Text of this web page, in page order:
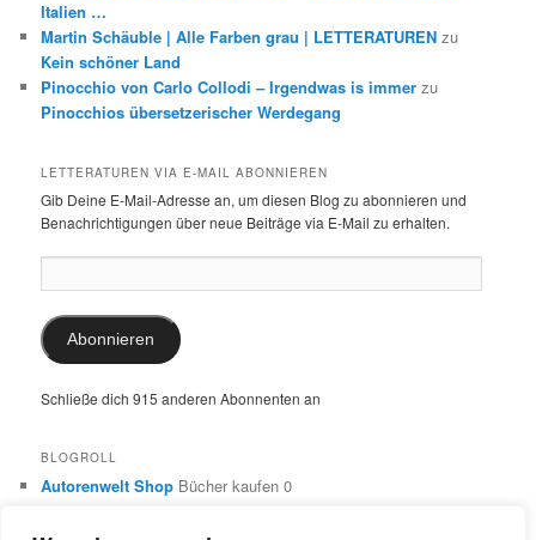
Italien …
Martin Schäuble | Alle Farben grau | LETTERATUREN zu
Kein schöner Land
Pinocchio von Carlo Collodi – Irgendwas is immer zu
Pinocchios übersetzerischer Werdegang
LETTERATUREN VIA E-MAIL ABONNIEREN
Gib Deine E-Mail-Adresse an, um diesen Blog zu abonnieren und
Benachrichtigungen über neue Beiträge via E-Mail zu erhalten.
Mail-
Adresse:
Abonnieren
Schließe dich 915 anderen Abonnenten an
BLOGROLL
Autorenwelt Shop Bücher kaufen 0